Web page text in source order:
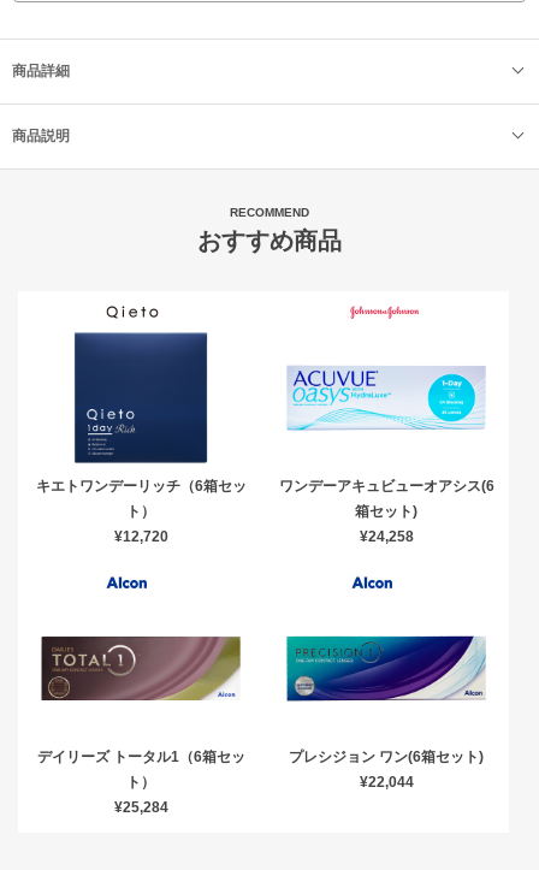
商品詳細
商品説明
RECOMMEND
おすすめ商品
キエトワンデーリッチ（6箱セッ
ト）
¥12,720
ワンデーアキュビューオアシス(6
箱セット)
¥24,258
デイリーズ トータル1（6箱セッ
ト）
¥25,284
プレシジョン ワン(6箱セット)
¥22,044